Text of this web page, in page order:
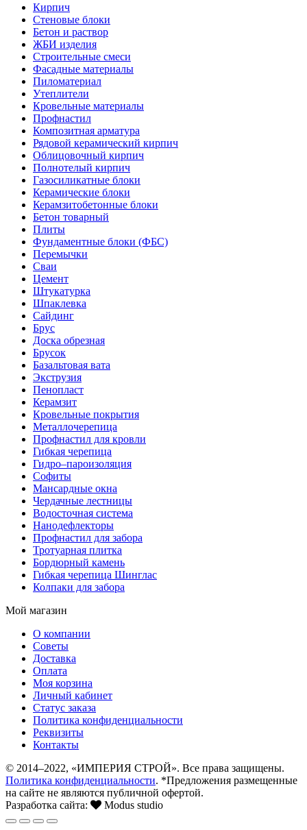
Кирпич
Стеновые блоки
Бетон и раствор
ЖБИ изделия
Строительные смеси
Фасадные материалы
Пиломатериал
Утеплители
Кровельные материалы
Профнастил
Композитная арматура
Рядовой керамический кирпич
Облицовочный кирпич
Полнотелый кирпич
Газосиликатные блоки
Керамические блоки
Керамзитобетонные блоки
Бетон товарный
Плиты
Фундаментные блоки (ФБС)
Перемычки
Сваи
Цемент
Штукатурка
Шпаклевка
Сайдинг
Брус
Доска обрезная
Брусок
Базальтовая вата
Экструзия
Пенопласт
Керамзит
Кровельные покрытия
Металлочерепица
Профнастил для кровли
Гибкая черепица
Гидро–пароизоляция
Софиты
Мансардные окна
Чердачные лестницы
Водосточная система
Нанодефлекторы
Профнастил для забора
Тротуарная плитка
Бордюрный камень
Гибкая черепица Шинглас
Колпаки для забора
Мой магазин
О компании
Советы
Доставка
Оплата
Моя корзина
Личный кабинет
Статус заказа
Политика конфиденциальности
Реквизиты
Контакты
© 2014–2022, «ИМПЕРИЯ СТРОЙ». Все права защищены.
Политика конфиденциальности. *Предложения размещенные
на сайте не являются публичной офертой.
Разработка сайта:
Modus studio